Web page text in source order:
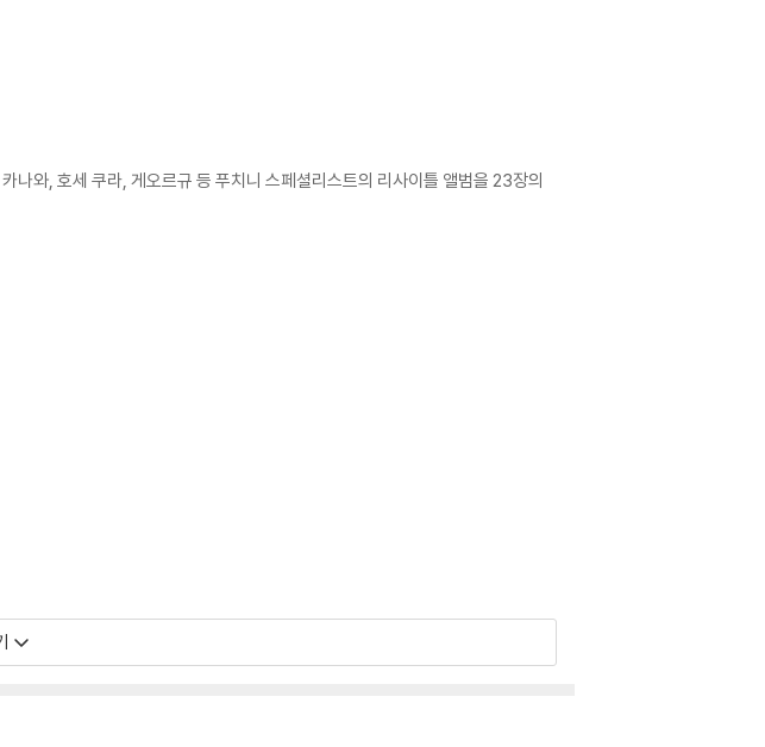
와, 호세 쿠라, 게오르규 등 푸치니 스페셜리스트의 리사이틀 앨범을 23장의